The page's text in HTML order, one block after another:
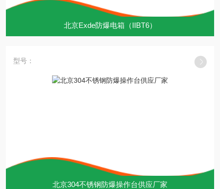
北京Exde防爆电箱（IIBT6）
型号：
北京304不锈钢防爆操作台供应厂家